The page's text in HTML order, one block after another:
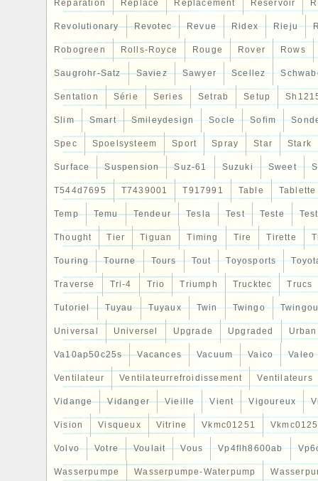
Réparation Replace Replacement Réservoir
Revolutionary Revotec Revue Ridex Rieju
Robogreen Rolls-Royce Rouge Rover Rows
Saugrohr-Satz Saviez Sawyer Scellez
Sentation Série Series Setrab Setup
Slim Smart Smileydesign Socle Sofim
Spec Spoelsysteem Sport Spray Star Stark
Surface Suspension Suz-61 Suzuki Sweet
T544d7695 T7439001 T917991 Table Tablette
Temp Temu Tendeur Tesla Test Teste
Thought Tier Tiguan Timing Tire Tirette
Touring Tourne Tours Tout Toyosports
Traverse Tri-4 Trio Triumph Trucktec Trucs
Tutoriel Tuyau Tuyaux Twin Twingo
Universal Universel Upgrade Upgraded Urban
Va10ap50c25s Vacances Vacuum Vaico Valeo
Ventilateur Ventilateurrefroidissement Ventilateurs
Vidange Vidanger Vieille Vient Vigoureux
Vision Visqueux Vitrine Vkmc01251
Volvo Votre Voulait Vous Vp4flh8600ab
Wasserpumpe Wasserpumpe-Waterpump